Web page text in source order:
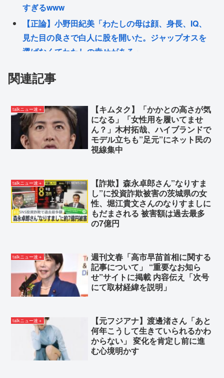
すぎるwww
【正論】小野田紀美「わたしの母は顔、身長、IQ、
見た目の良さで白人に股を開いた。ジャップオスを
選ばなくてわたしの幸せがある」
量刑軽かっただろ💦」←1万いいね❤️
れいわ新選組→「いのちの党」に改名
元祖！バンドリ🎸ちゃん→TV LIVE 2026
Powered by livedoor 相互RSS
関連記事
talkニュー速＋
【キムタク】「かかとの高さが気
になる」「女性用を履いてませ
ん？」木村拓哉、ハイブランドで
モデル立ちも”足元”にネット民の
視線集中
talkニュー速＋
【詐欺】森永卓郎さん”なりすま
し”に投資詐欺被害の茨城県の女
性、堀江貴文さんのなりすましに
もだまされる 被害額は過去最多
の7億円
talkニュー速＋
週刊文春「高市早苗首相に関する
記事について」 “重要なお知ら
せ”サイトに掲載 内容伝え「次号
にて取材経緯を説明」
talkニュー速＋
【元フジアナ】渡邊渚さん「あと
何年こうして生きていられるかわ
からない」 変化を肯定し前に進
む心境明かす